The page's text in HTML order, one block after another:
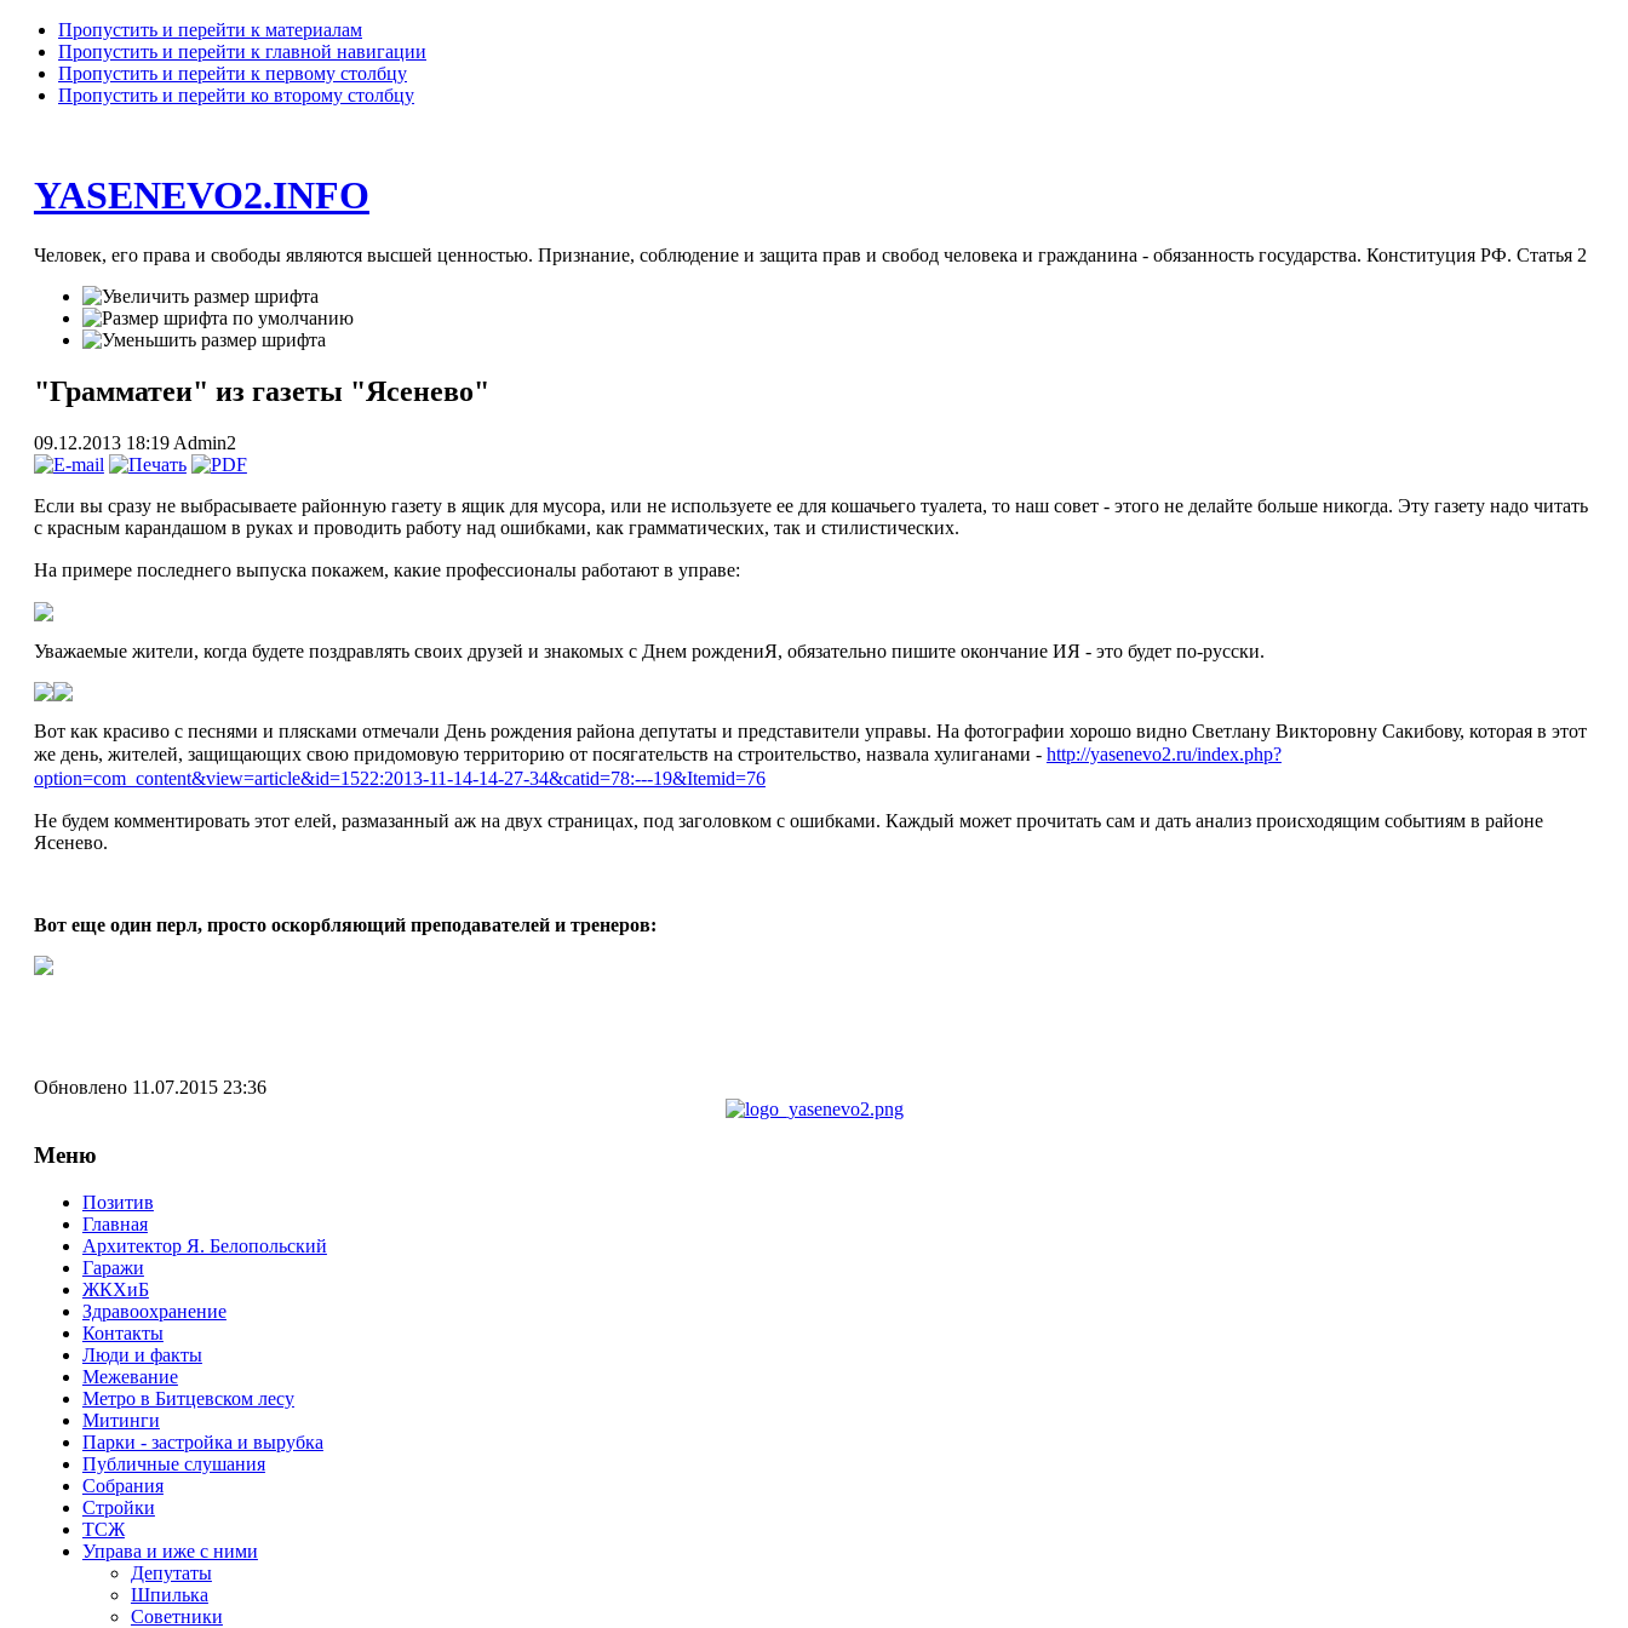
Пропустить и перейти к материалам
Пропустить и перейти к главной навигации
Пропустить и перейти к первому столбцу
Пропустить и перейти ко второму столбцу
YASENEVO2.INFO
Человек, его права и свободы являются высшей ценностью. Признание, соблюдение и защита прав и свобод человека и гражданина - обязанность государства. Конституция РФ. Статья 2
"Грамматеи" из газеты "Ясенево"
09.12.2013 18:19 Admin2
Если вы сразу не выбрасываете районную газету в ящик для мусора, или не используете ее для кошачьего туалета, то наш совет - этого не делайте больше никогда. Эту газету надо читать
с красным карандашом в руках и проводить работу над ошибками, как грамматических, так и стилистических.
На примере последнего выпуска покажем, какие профессионалы работают в управе:
Уважаемые жители, когда будете поздравлять своих друзей и знакомых с Днем рождениЯ, обязательно пишите окончание ИЯ - это будет по-русски.
Вот как красиво с песнями и плясками отмечали День рождения района депутаты и представители управы. На фотографии хорошо видно Светлану Викторовну Сакибову, которая в этот
же день, жителей, защищающих свою придомовую территорию от посягательств на строительство, назвала хулиганами - http://yasenevo2.ru/index.php?
option=com_content&view=article&id=1522:2013-11-14-14-27-34&catid=78:---19&Itemid=76
Не будем комментировать этот елей, размазанный аж на двух страницах, под заголовком с ошибками. Каждый может прочитать сам и дать анализ происходящим событиям в районе
Ясенево.
Вот еще один перл, просто оскорбляющий преподавателей и тренеров:
Обновлено 11.07.2015 23:36
Меню
Позитив
Главная
Архитектор Я. Белопольский
Гаражи
ЖКХиБ
Здравоохранение
Контакты
Люди и факты
Межевание
Метро в Битцевском лесу
Митинги
Парки - застройка и вырубка
Публичные слушания
Собрания
Стройки
ТСЖ
Управа и иже с ними
Депутаты
Шпилька
Советники